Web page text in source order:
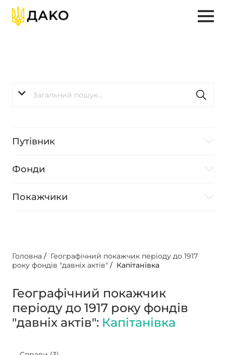
Путівник
Фонди
Покажчики
Головна / Географічний покажчик періоду до 1917
року фондів "давніх актів" / Капітанівка
Географічний покажчик
періоду до 1917 року фондів
"давніх актів": Капітанівка